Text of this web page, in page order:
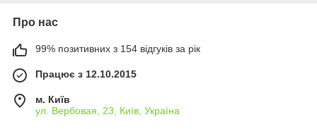
Про нас
99% позитивних з 154 відгуків за рік
Працює з 12.10.2015
м. Київ
ул. Вербовая, 23, Київ, Україна